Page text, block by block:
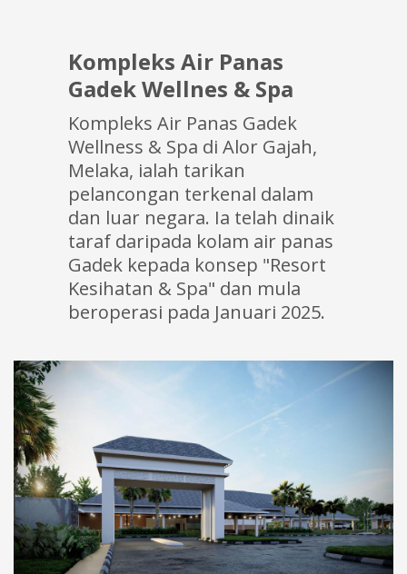
Kompleks Air Panas
Gadek Wellnes & Spa
Kompleks Air Panas Gadek
Wellness & Spa di Alor Gajah,
Melaka, ialah tarikan
pelancongan terkenal dalam
dan luar negara. Ia telah dinaik
taraf daripada kolam air panas
Gadek kepada konsep "Resort
Kesihatan & Spa" dan mula
beroperasi pada Januari 2025.